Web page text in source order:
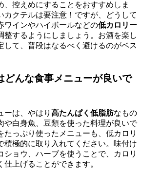
、控えめにすることをおすすめしま
カクテルは要注意！ですが、どうして
ワインやハイボールなどの低カロリー
整するようにしましょう。お酒を楽し
して、普段はなるべく避けるのがベス
どんな食事メニューが良いで
ーは、やはり 高たんぱく低脂肪なもの
や白身魚、豆類を使った料理が良いで
たっぷり使ったメニューも、低カロリ
積極的に取り入れてください。味付け
ショウ、ハーブを使うことで、カロリ
上げることができます。